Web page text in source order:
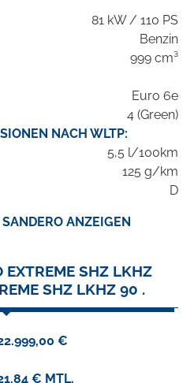
81 kW / 110 PS
Benzin
999 cm³
Euro 6e
4 (Green)
NACH WLTP:
5,5 l/100km
125 g/km
D
ANZEIGEN
EXTREME SHZ LKHZ
SHZ LKHZ 90 .
€
€ MTL.